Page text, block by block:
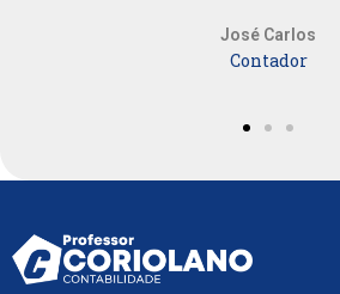
José Carlos
Contador